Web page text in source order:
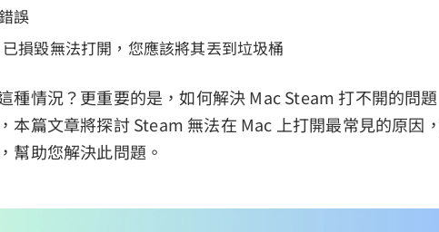
誤
損毀無法打開，您應該將其丟到垃圾桶
種情況？更重要的是，如何解決 Mac Steam 打不開的問
本篇文章將探討 Steam 無法在 Mac 上打開最常見的原因
幫助您解決此問題。